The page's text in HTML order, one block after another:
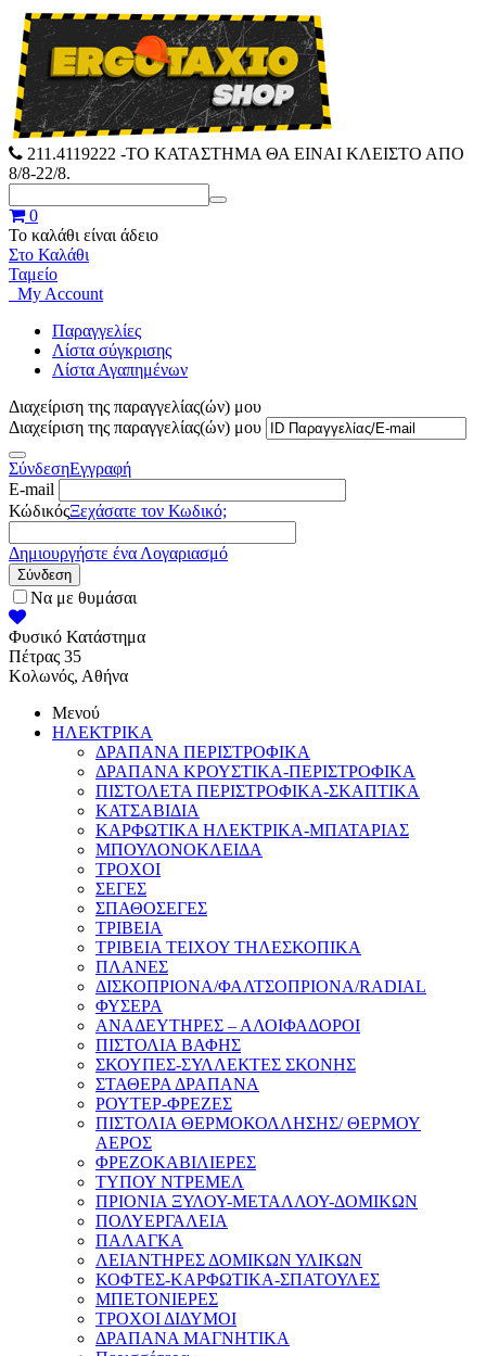
211.4119222 -ΤΟ ΚΑΤΑΣΤΗΜΑ ΘΑ ΕΙΝΑΙ ΚΛΕΙΣΤΟ ΑΠΟ
8/8-22/8.
0
Το καλάθι είναι άδειο
Στο Καλάθι
Ταμείο
My Account
Παραγγελίες
Λίστα σύγκρισης
Λίστα Αγαπημένων
Διαχείριση της παραγγελίας(ών) μου
Διαχείριση της παραγγελίας(ών) μου
ΣύνδεσηΕγγραφή
E-mail
ΚώδικόςΞεχάσατε τον Κωδικό;
Δημιουργήστε ένα Λογαριασμό
Σύνδεση
Να με θυμάσαι
Φυσικό Κατάστημα
Πέτρας 35
Κολωνός, Αθήνα
Μενού
ΗΛΕΚΤΡΙΚΑ
ΔΡΑΠΑΝΑ ΠΕΡΙΣΤΡΟΦΙΚΑ
ΔΡΑΠΑΝΑ ΚΡΟΥΣΤΙΚΑ-ΠΕΡΙΣΤΡΟΦΙΚΑ
ΠΙΣΤΟΛΕΤΑ ΠΕΡΙΣΤΡΟΦΙΚΑ-ΣΚΑΠΤΙΚΑ
ΚΑΤΣΑΒΙΔΙΑ
ΚΑΡΦΩΤΙΚΑ ΗΛΕΚΤΡΙΚΑ-ΜΠΑΤΑΡΙΑΣ
ΜΠΟΥΛΟΝΟΚΛΕΙΔΑ
ΤΡΟΧΟΙ
ΣΕΓΕΣ
ΣΠΑΘΟΣΕΓΕΣ
ΤΡΙΒΕΙΑ
ΤΡΙΒΕΙΑ ΤΕΙΧΟΥ ΤΗΛΕΣΚΟΠΙΚΑ
ΠΛΑΝΕΣ
ΔΙΣΚΟΠΡΙΟΝΑ/ΦΑΛΤΣΟΠΡΙΟΝΑ/RADIAL
ΦΥΣΕΡΑ
ΑΝΑΔΕΥΤΗΡΕΣ – ΑΛΟΙΦΑΔΟΡΟΙ
ΠΙΣΤΟΛΙΑ ΒΑΦΗΣ
ΣΚΟΥΠΕΣ-ΣΥΛΛΕΚΤΕΣ ΣΚΟΝΗΣ
ΣΤΑΘΕΡΑ ΔΡΑΠΑΝΑ
ΡΟΥΤΕΡ-ΦΡΕΖΕΣ
ΠΙΣΤΟΛΙΑ ΘΕΡΜΟΚΟΛΛΗΣΗΣ/ ΘΕΡΜΟΥ
ΑΕΡΟΣ
ΦΡΕΖΟΚΑΒΙΛΙΕΡΕΣ
ΤΥΠΟΥ ΝΤΡΕΜΕΛ
ΠΡΙΟΝΙΑ ΞΥΛΟΥ-ΜΕΤΑΛΛΟΥ-ΔΟΜΙΚΩΝ
ΠΟΛΥΕΡΓΑΛΕΙΑ
ΠΑΛΑΓΚΑ
ΛΕΙΑΝΤΗΡΕΣ ΔΟΜΙΚΩΝ ΥΛΙΚΩΝ
ΚΟΦΤΕΣ-ΚΑΡΦΩΤΙΚΑ-ΣΠΑΤΟΥΛΕΣ
ΜΠΕΤΟΝΙΕΡΕΣ
ΤΡΟΧΟΙ ΔΙΔΥΜΟΙ
ΔΡΑΠΑΝΑ ΜΑΓΝΗΤΙΚΑ